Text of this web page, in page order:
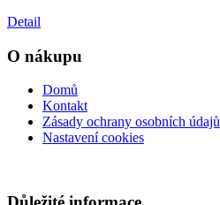
Detail
O nákupu
Domů
Kontakt
Zásady ochrany osobních údajů
Nastavení cookies